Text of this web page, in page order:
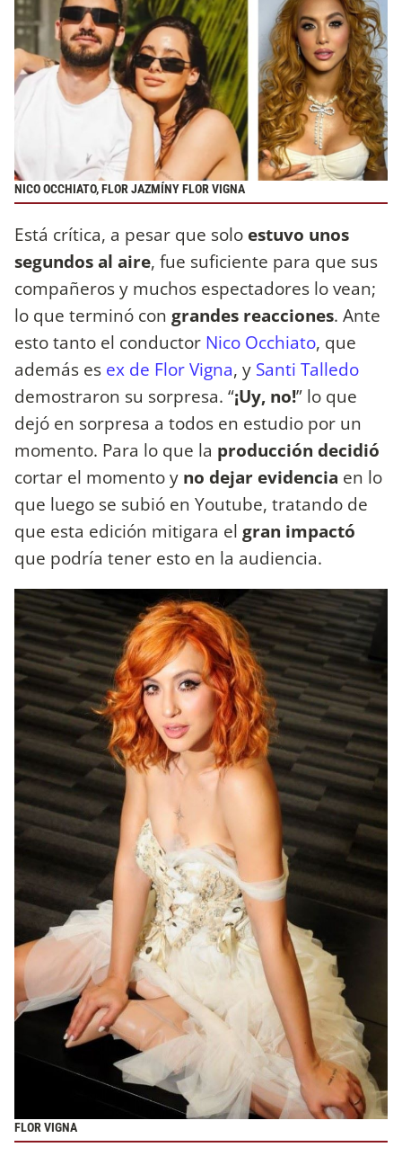
NICO OCCHIATO, FLOR JAZMÍNY FLOR VIGNA
Está crítica, a pesar que solo estuvo unos
segundos al aire, fue suficiente para que sus
compañeros y muchos espectadores lo vean;
lo que terminó con grandes reacciones. Ante
esto tanto el conductor Nico Occhiato, que
además es ex de Flor Vigna, y Santi Talledo
demostraron su sorpresa. “¡Uy, no!” lo que
dejó en sorpresa a todos en estudio por un
momento. Para lo que la producción decidió
cortar el momento y no dejar evidencia en lo
que luego se subió en Youtube, tratando de
que esta edición mitigara el gran impactó
que podría tener esto en la audiencia.
FLOR VIGNA